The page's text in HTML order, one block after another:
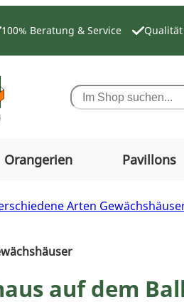
100% Beratung & Service
Search
Orangerien Pavillons
Arten
auf dem